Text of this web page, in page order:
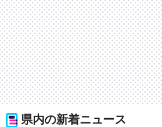
県内の新着ニュース